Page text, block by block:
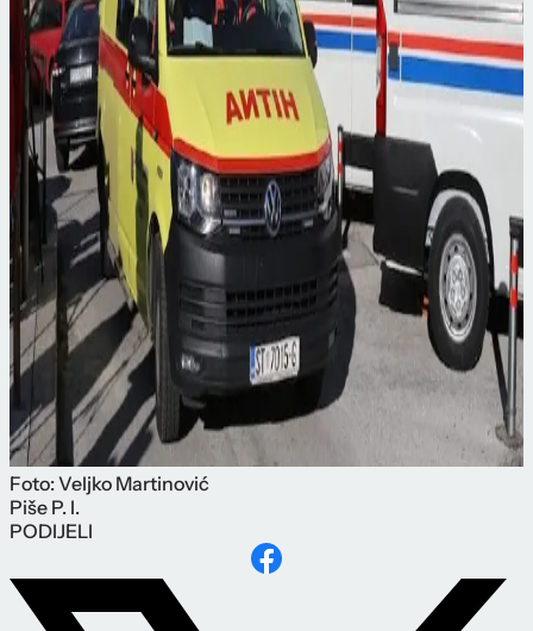
Foto: Veljko Martinović
Piše P. I.
PODIJELI